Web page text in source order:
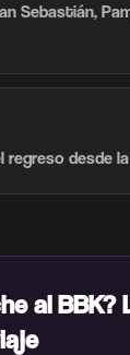
Sebastián,
regreso desde
al BBK?